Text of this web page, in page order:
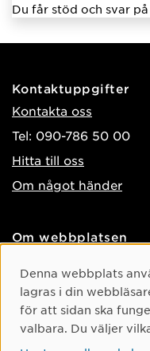
Du får stöd och svar
Kontaktuppgifter
Kontakta oss
Tel: 090-786 50 00
Hitta till oss
Om något händer
Om webbplatsen
Behandling av
personuppgifter
Hantera kakor
Cookie-
Denna webbplats
lagras i din
för att sidan ska
valbara. Du väljer